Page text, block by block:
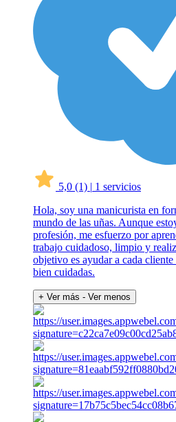
5,0 (1) | 1 servicios
Hola, soy una manicurista en
mundo de las uñas. Aunque
profesión, me esfuerzo por
trabajo cuidadoso, limpio y
objetivo es ayudar a cada
bien cuidadas.
+ Ver más - Ver menos